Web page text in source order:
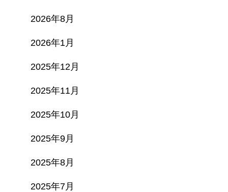
2026年8月
2026年1月
2025年12月
2025年11月
2025年10月
2025年9月
2025年8月
2025年7月